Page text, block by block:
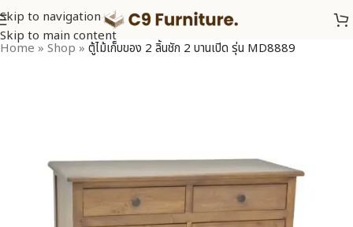
Skip to navigation
Skip to main content
Home » Shop » ตู้ไม้เก็บของ 2 ลิ้นชัก 2 บานเปิด รุ่น MD8889